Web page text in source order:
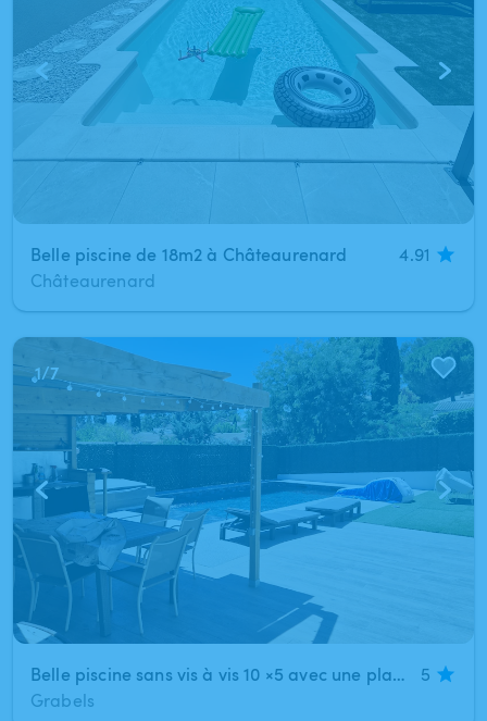
Belle piscine de 18m2 à Châteaurenard
4.91
Châteaurenard
1/7
Belle piscine sans vis à vis 10 ×5 avec une plage à Grabels
5
Grabels